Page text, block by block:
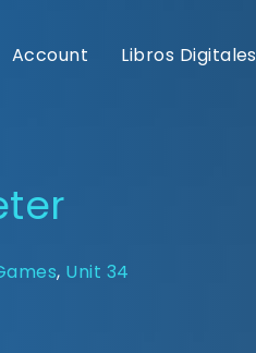
Account Libros Digitales
, Unit 34